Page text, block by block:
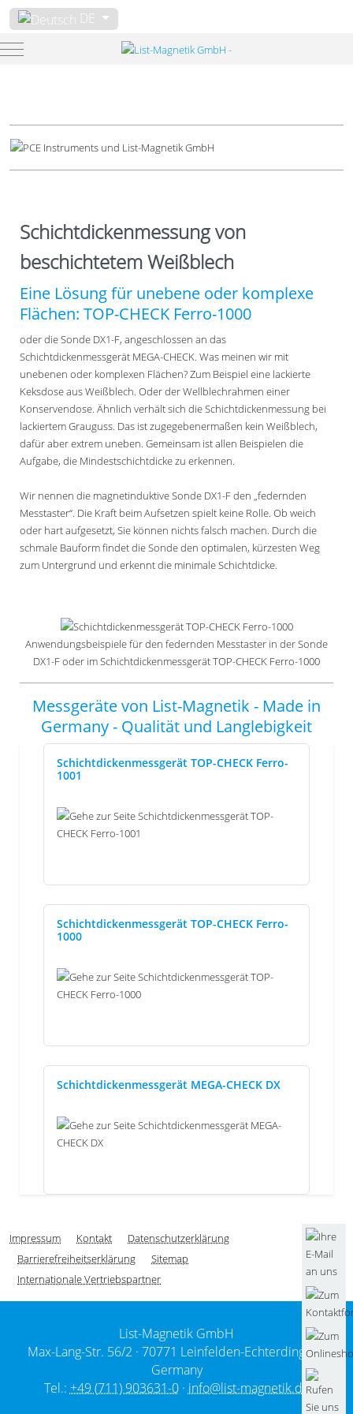
Sprache auswählen
DE
Mobile Menu Toggle
Schichtdickenmessung von
beschichtetem Weißblech
Eine Lösung für unebene oder komplexe
Flächen: TOP-CHECK Ferro-1000
oder die Sonde DX1-F, angeschlossen an das
Schichtdickenmessgerät MEGA-CHECK. Was meinen wir mit
unebenen oder komplexen Flächen? Zum Beispiel eine lackierte
Keksdose aus Weißblech. Oder der Wellblechrahmen einer
Konservendose. Ähnlich verhält sich die Schichtdickenmessung bei
lackiertem Grauguss. Das ist zugegebenermaßen kein Weißblech,
dafür aber extrem uneben. Gemeinsam ist allen Beispielen die
Aufgabe, die Mindestschichtdicke zu erkennen.
Wir nennen die magnetinduktive Sonde DX1-F den „federnden
Messtaster“. Die Kraft beim Aufsetzen spielt keine Rolle. Ob weich
oder hart aufgesetzt, Sie können nichts falsch machen. Durch die
schmale Bauform findet die Sonde den optimalen, kürzesten Weg
zum Untergrund und erkennt die minimale Schichtdicke.
Anwendungsbeispiele für den federnden Messtaster in der Sonde
DX1-F oder im Schichtdickenmessgerät TOP-CHECK Ferro-1000
Messgeräte von List-Magnetik - Made in
Germany - Qualität und Langlebigkeit
Schichtdickenmessgerät TOP-CHECK Ferro-
1001
Schichtdickenmessgerät TOP-CHECK Ferro-
1000
Schichtdickenmessgerät MEGA-CHECK DX
Impressum Kontakt
Datenschutzerklärung
Barrierefreiheitserklärung
Sitemap
Internationale Vertriebspartner
List-Magnetik GmbH
Max-Lang-Str. 56/2 · 70771 Leinfelden-Echterdingen /
Germany
Tel.: +49 (711) 903631-0· info@list-magnetik.de